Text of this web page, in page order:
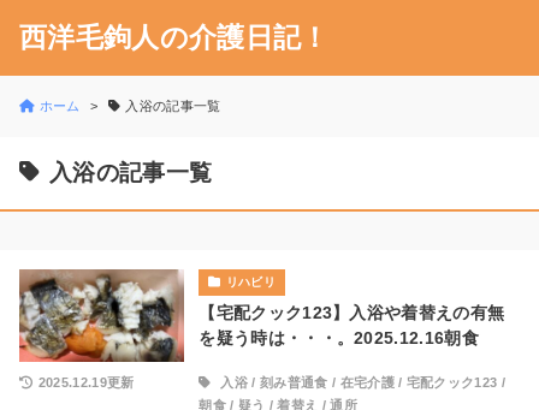
西洋毛鉤人の介護日記！
ホーム 入浴の記事一覧
入浴の記事一覧
リハビリ
【宅配クック123】入浴や着替えの有無
を疑う時は・・・。2025.12.16朝食
2025.12.19更新 入浴 / 刻み普通食 / 在宅介護/ 宅配クック123 /
朝食/ 疑う /着替え /通所